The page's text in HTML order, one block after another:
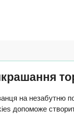
на незабутню
допоможе